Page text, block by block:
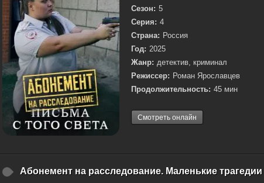
Сезон: 5
Серия: 4
Страна: Россия
Год: 2025
Жанр: детектив, криминал
Режиссер: Роман Ярославцев
Продолжительность: 45 мин
Смотреть онлайн
Абонемент на расследование. Маленькие трагедии